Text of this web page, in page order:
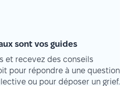
sont vos guides
et recevez des conseils
pour répondre à une question
ou pour déposer un grief.